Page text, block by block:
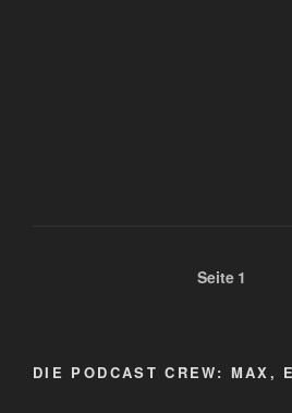
Seitennummerierung
Seite 1
DIE PODCAST CREW: MAX,